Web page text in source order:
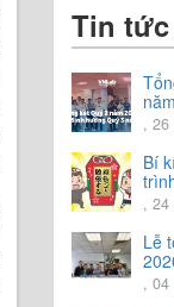
Tin tức
, 26
Bí
, 24
Lễ
, 04